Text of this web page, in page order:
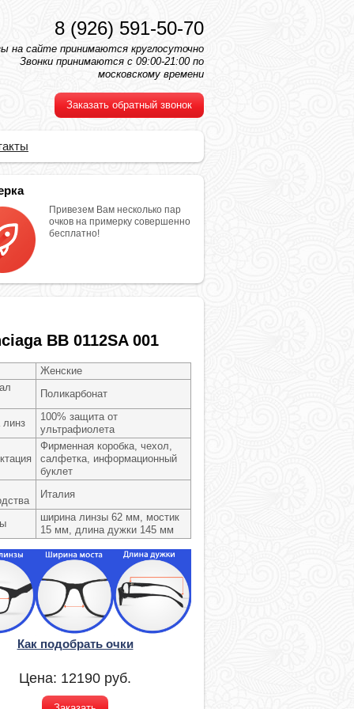
8 (926) 591-50-70
на сайте принимаются круглосуточно
Звонки принимаются с 09:00-21:00 по
московскому времени
Заказать обратный звонок
Привезем Вам несколько пар
очков на примерку совершенно
бесплатно!
BB 0112SA 001
Женские
Поликарбонат
100% защита от
ультрафиолета
Фирменная коробка, чехол,
салфетка, информационный
буклет
Италия
ширина линзы 62 мм, мостик
15 мм, длина дужки 145 мм
Как подобрать очки
Цена: 12190 руб.